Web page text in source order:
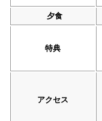
夕食
特典
アクセス